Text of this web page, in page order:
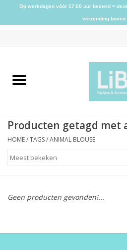
Home
Schoenen
Producten getagd met
HOME/TAGS/ANIMAL BLOUSE
Geen producten gevonden!...
Op werkdagen vóór 17:00 uur besteld =
verzending boven